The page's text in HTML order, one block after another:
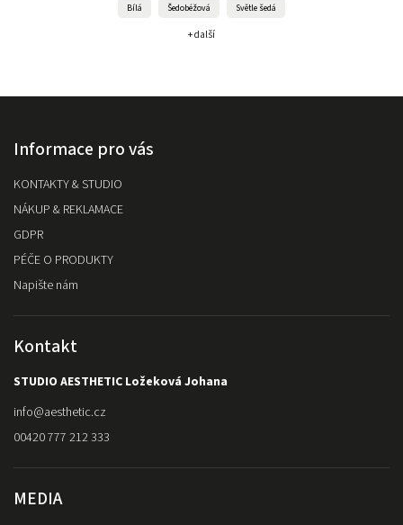
Bílá Šedobéžová Světle šedá
+ další
Informace pro vás
KONTAKTY & STUDIO
NÁKUP & REKLAMACE
GDPR
PÉČE O PRODUKTY
Napište nám
Kontakt
STUDIO AESTHETIC Ložeková Johana
info@aesthetic.cz
00420 777 212 333
MEDIA